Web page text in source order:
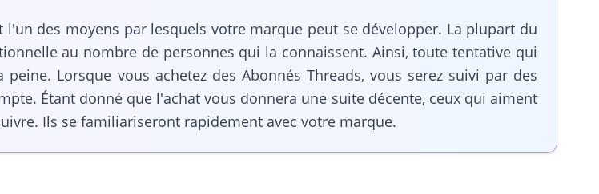
des moyens par lesquels votre marque peut se développer. La plupart du
au nombre de personnes qui la connaissent. Ainsi, toute tentative qui
Lorsque vous achetez des Abonnés Threads, vous serez suivi par des
Étant donné que l'achat vous donnera une suite décente, ceux qui aiment
Ils se familiariseront rapidement avec votre marque.